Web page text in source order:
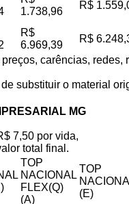
1.738,96
R$
R$
6.969,39
R$
carências,
substituir o material
MG
7,50 por vida,
total final.
TOP
NACIONAL
FLEX(Q)
(A)
TOP
(E)